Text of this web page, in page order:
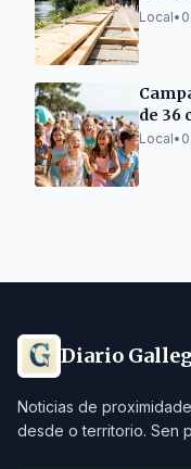
Local•
de 36
Local•
Diario
Noticias de
desde o territorio. Sen